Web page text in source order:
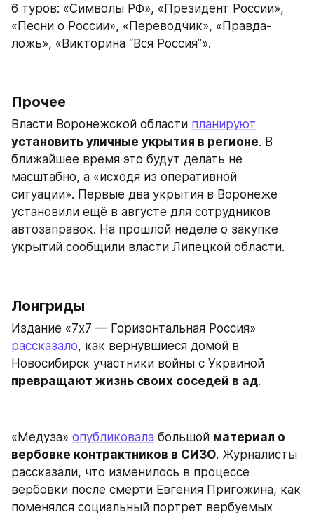
6 туров: «Символы РФ», «Президент России»,
«Песни о России», «Переводчик», «Правда-
ложь», «Викторина “Вся Россия”».
Прочее
Власти Воронежской области планируют
установить уличные укрытия в регионе. В
ближайшее время это будут делать не
масштабно, а «исходя из оперативной
ситуации». Первые два укрытия в Воронеже
установили ещё в августе для сотрудников
автозаправок. На прошлой неделе о закупке
укрытий сообщили власти Липецкой области.
Лонгриды
рассказало, как вернувшиеся домой в
превращают жизнь своих соседей в ад.
«Медуза» опубликовала большой материал о
вербовке контрактников в СИЗО. Журналисты
рассказали, что изменилось в процессе
вербовки после смерти Евгения Пригожина, как
поменялся социальный портрет вербуемых